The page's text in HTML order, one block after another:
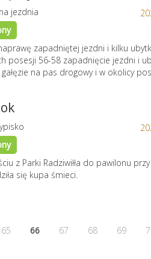
jezdnia
zapadniętej jezdni i kilku
posesji 56-58 zapadnięcie jezdni i
gałęzie na pas drogowy i w okolicy
z Parki Radziwiłła do pawilonu
się kupa śmieci.
65 66 67 68 69